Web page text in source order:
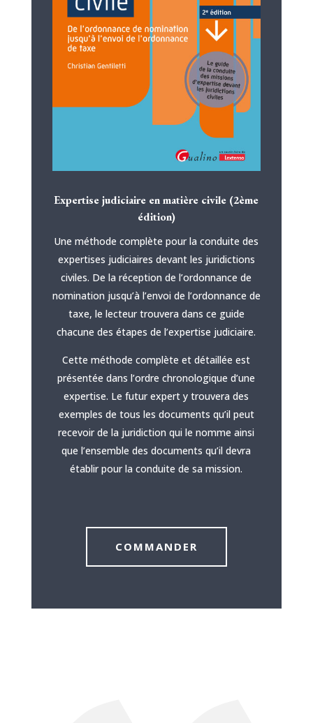
Expertise judiciaire en matière civile (2ème
édition)
Une méthode complète pour la conduite des
expertises judiciaires devant les juridictions
civiles. De la réception de l’ordonnance de
nomination jusqu’à l’envoi de l’ordonnance de
taxe, le lecteur trouvera dans ce guide
chacune des étapes de l’expertise judiciaire.
Cette méthode complète et détaillée est
présentée dans l’ordre chronologique d’une
expertise. Le futur expert y trouvera des
exemples de tous les documents qu’il peut
recevoir de la juridiction qui le nomme ainsi
que l’ensemble des documents qu’il devra
établir pour la conduite de sa mission.
COMMANDER